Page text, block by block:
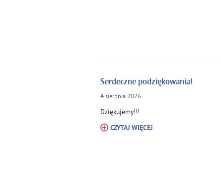
Serdeczne podziękowania!
4 sierpnia 2026
Dziękujemy!!!
CZYTAJ WIĘCEJ